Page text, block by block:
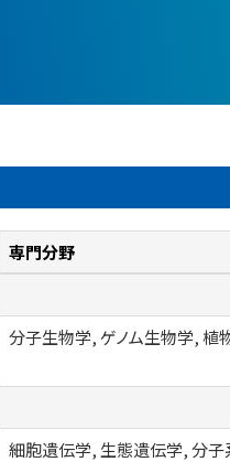
専門分野
分子生物学, ゲノム生物学, 植
細胞遺伝学, 生態遺伝学, 分子